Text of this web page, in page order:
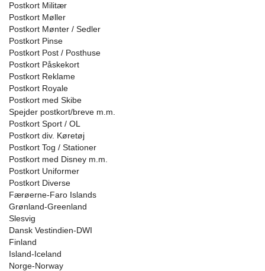
Postkort Militær
Postkort Møller
Postkort Mønter / Sedler
Postkort Pinse
Postkort Post / Posthuse
Postkort Påskekort
Postkort Reklame
Postkort Royale
Postkort med Skibe
Spejder postkort/breve m.m.
Postkort Sport / OL
Postkort div. Køretøj
Postkort Tog / Stationer
Postkort med Disney m.m.
Postkort Uniformer
Postkort Diverse
Færøerne-Faro Islands
Grønland-Greenland
Slesvig
Dansk Vestindien-DWI
Finland
Island-Iceland
Norge-Norway